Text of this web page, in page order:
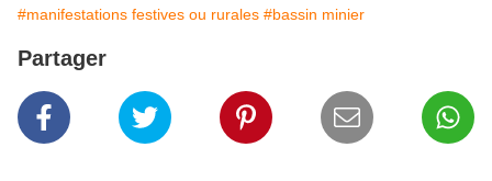
#manifestations festives ou rurales #bassin minier
Partager